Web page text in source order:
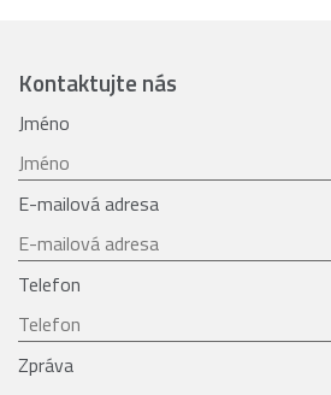
Kontaktujte nás
Jméno
E-mailová adresa
Telefon
Zpráva